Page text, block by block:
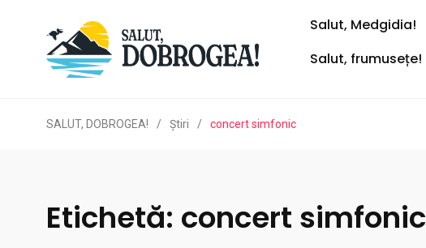
Salut, Medgidia!
Salut, frumusețe!
SALUT, DOBROGEA! / Ştiri / concert simfonic
Etichetă: concert simfonic